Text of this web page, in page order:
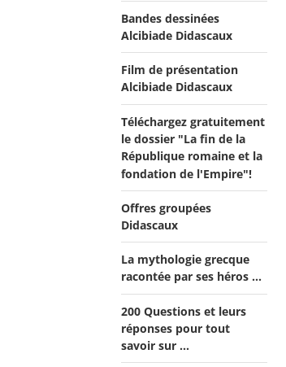
Bandes dessinées
Alcibiade Didascaux
Film de présentation
Alcibiade Didascaux
Téléchargez gratuitement
le dossier "La fin de la
République romaine et la
fondation de l'Empire"!
Offres groupées
Didascaux
Offre "Tout savoir sur la
guerre de Troie!"
Offre Spéciale Moyen Âge
Offre 5 volumes + cadeau
La mythologie grecque
racontée par ses héros ...
200 Questions et leurs
réponses pour tout
savoir sur ...